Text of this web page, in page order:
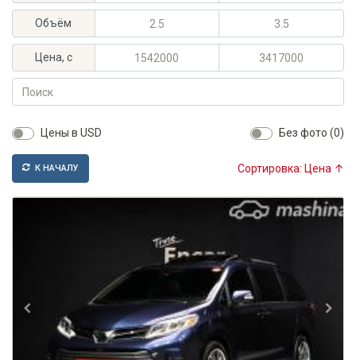
Объём
Максимальный объём, л
Минимальный объём, л
Цена, с
Максимальная цена, KGS
Минимальная цена, KGS
Поиск
Цены в USD Без фото (0)
К НАЧАЛУ Сортировка: Цена ↑